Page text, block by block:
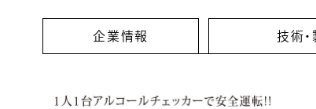
企業情報 技術